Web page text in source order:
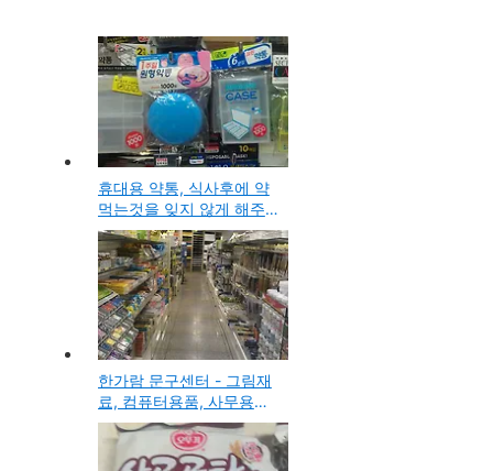
휴대용 약통, 식사후에 약
먹는것을 잊지 않게 해주
는 다이소에서 구입한 제
품
한가람 문구센터 - 그림재
료, 컴퓨터용품, 사무용품
등을 판매하는 홍대내에
있는 대규모의 문구점